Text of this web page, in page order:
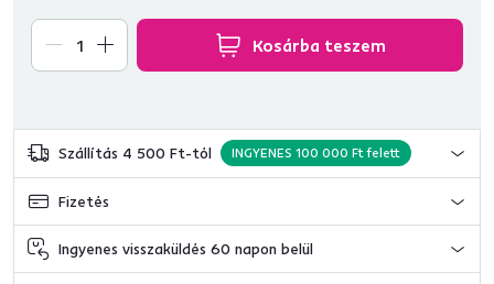
Kosárba teszem
Szállítás 4 500 Ft-tól INGYENES 100 000 Ft felett
Fizetés
Ingyenes visszaküldés 60 napon belül